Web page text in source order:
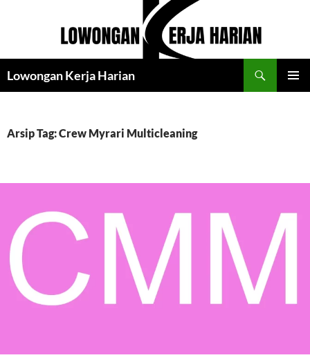
Lowongan Kerja Harian
Arsip Tag: Crew Myrari Multicleaning